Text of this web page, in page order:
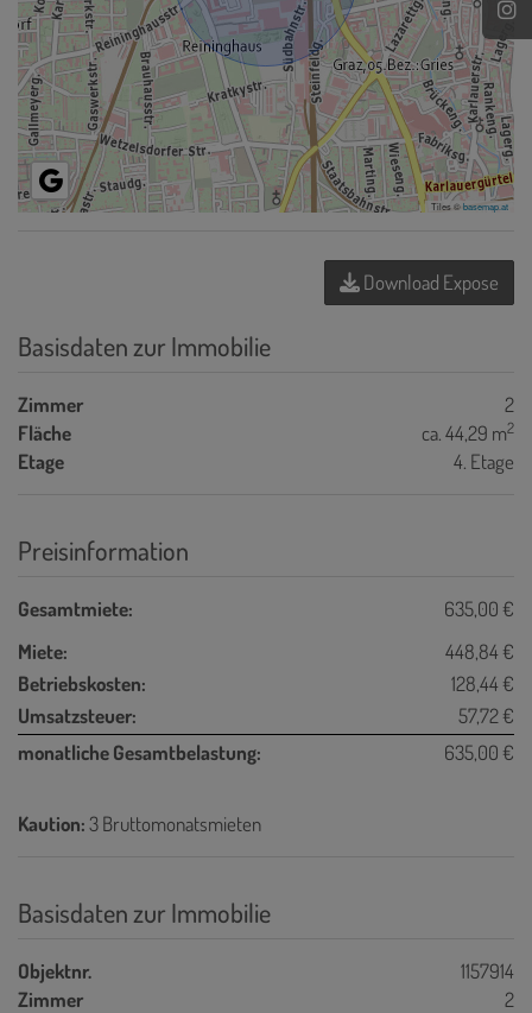
Tiles ©basemap.at
Download Expose
Basisdaten zur Immobilie
Zimmer
2
Fläche
ca. 44,29 m2
Etage 4. Etage
Preisinformation
Gesamtmiete:
635,00 €
Miete:
448,84 €
Betriebskosten:
128,44 €
Umsatzsteuer:
57,72 €
monatliche Gesamtbelastung:
635,00 €
Kaution:3 Bruttomonatsmieten
Basisdaten zur Immobilie
Objektnr.
1157914
Zimmer
2